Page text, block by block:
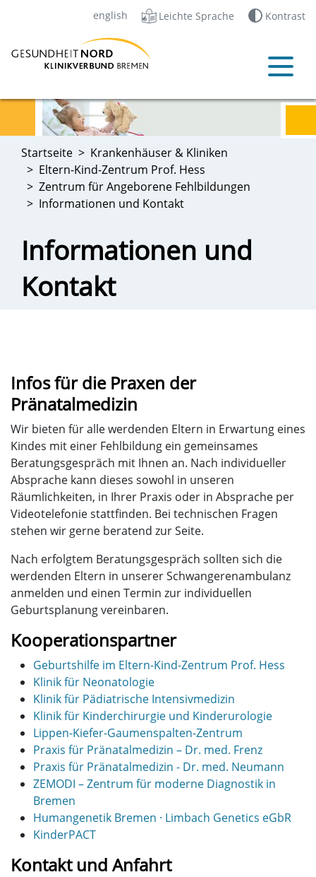
english Leichte Sprache Kontrast
Startseite
Krankenhäuser & Kliniken
Eltern-Kind-Zentrum Prof. Hess
Zentrum für Angeborene Fehlbildungen
Informationen und Kontakt
Informationen und
Kontakt
Infos für die Praxen der
Pränatalmedizin
Wir bieten für alle werdenden Eltern in Erwartung eines
Kindes mit einer Fehlbildung ein gemeinsames
Beratungsgespräch mit Ihnen an. Nach individueller
Absprache kann dieses sowohl in unseren
Räumlichkeiten, in Ihrer Praxis oder in Absprache per
Videotelefonie stattfinden. Bei technischen Fragen
stehen wir gerne beratend zur Seite.
Nach erfolgtem Beratungsgespräch sollten sich die
werdenden Eltern in unserer Schwangerenambulanz
anmelden und einen Termin zur individuellen
Geburtsplanung vereinbaren.
Kooperationspartner
Geburtshilfe im Eltern-Kind-Zentrum Prof. Hess
Klinik für Neonatologie
Klinik für Pädiatrische Intensivmedizin
Klinik für Kinderchirurgie und Kinderurologie
Lippen-Kiefer-Gaumenspalten-Zentrum
Praxis für Pränatalmedizin – Dr. med. Frenz
Praxis für Pränatalmedizin - Dr. med. Neumann
ZEMODI – Zentrum für moderne Diagnostik in
Bremen
Humangenetik Bremen · Limbach Genetics eGbR
KinderPACT
Kontakt und Anfahrt